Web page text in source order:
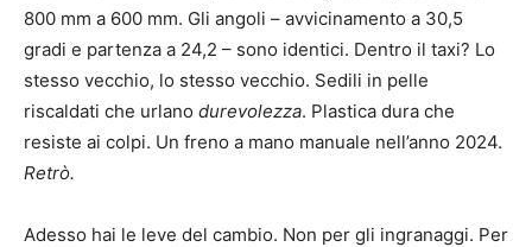
800 mm a 600 mm. Gli angoli – avvicinamento a 30,5
gradi e partenza a 24,2 – sono identici. Dentro il taxi? Lo
stesso vecchio, lo stesso vecchio. Sedili in pelle
riscaldati che urlano durevolezza. Plastica dura che
resiste ai colpi. Un freno a mano manuale nell’anno 2024.
Retrò.
Adesso hai le leve del cambio. Non per gli ingranaggi. Per